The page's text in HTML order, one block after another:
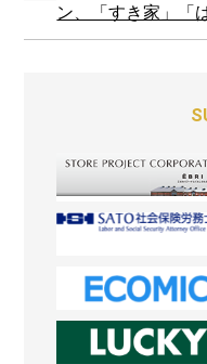
ン、「すき家」「